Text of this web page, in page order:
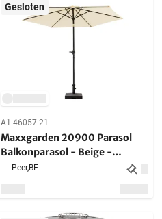
Gesloten
A1-46057-21
Maxxgarden 20900 Parasol
Balkonparasol - Beige -
Kantelbaar - 300cm
Peer,BE